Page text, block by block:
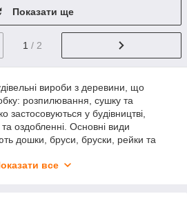
Показати ще
1 / 2
вироби з деревини, що
розпилювання, сушку та
у будівництві,
оздобленні. Основні види
дошки, бруси, бруски, рейки та
з прямокутним перетином,
Дошки бувають обрізні (з рівними
все